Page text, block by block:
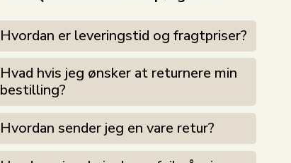
Hvordan er leveringstid og fragtpriser?
Hvad hvis jeg ønsker at returnere min
bestilling?
Hvordan sender jeg en vare retur?